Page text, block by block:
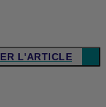
L'ARTICLE